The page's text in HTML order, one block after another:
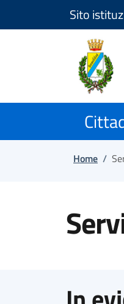
Salta e vai
Salta e vai
Sito
Home /